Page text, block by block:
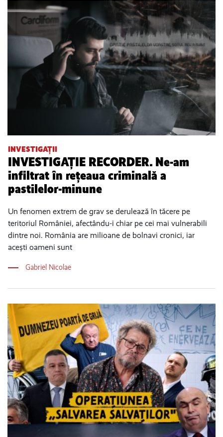
INVESTIGAȚII
INVESTIGAȚIE RECORDER. Ne-am
infiltrat în rețeaua criminală a
pastilelor-minune
Un fenomen extrem de grav se derulează în tăcere pe
teritoriul României, afectându-i chiar pe cei mai vulnerabili
dintre noi. România are milioane de bolnavi cronici, iar
acești oameni sunt
Gabriel Nicolae